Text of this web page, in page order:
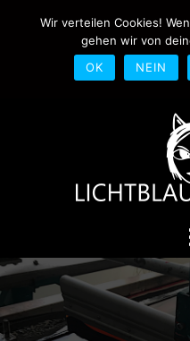
0170-4800361
siebdruck.de
Wir verteilen Cookies!
gehen wir von
OK
NEIN